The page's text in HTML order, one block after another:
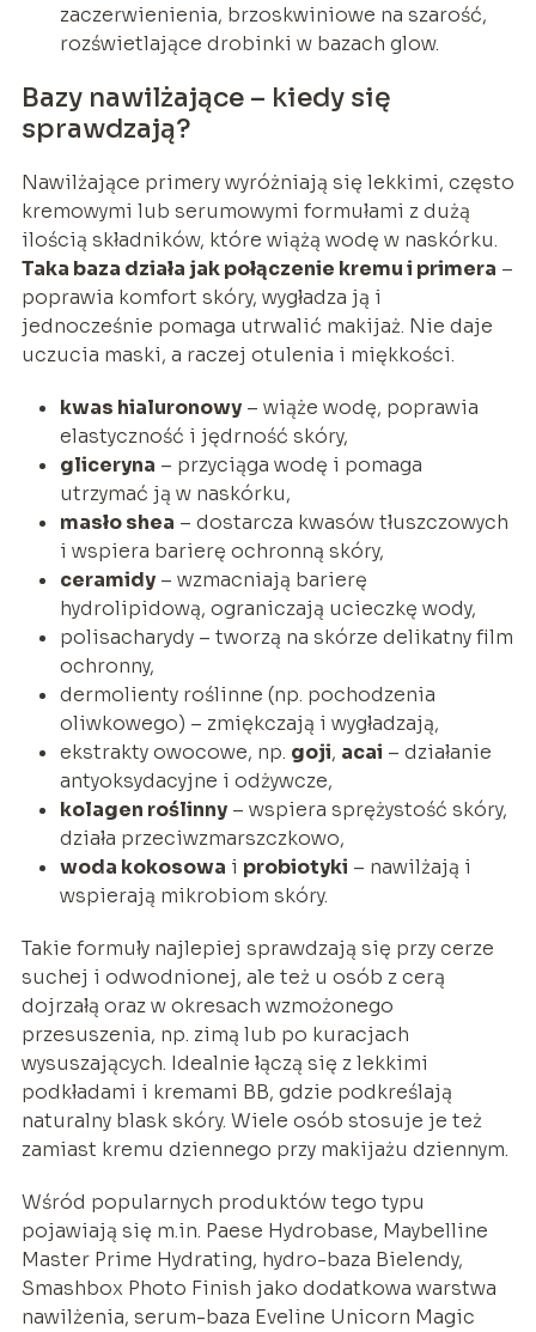
zaczerwienienia, brzoskwiniowe na szarość,
rozświetlające drobinki w bazach glow.
Bazy nawilżające – kiedy się
sprawdzają?
Nawilżające primery wyróżniają się lekkimi, często
kremowymi lub serumowymi formułami z dużą
ilością składników, które wiążą wodę w naskórku.
Taka baza działa jak połączenie kremu i primera –
poprawia komfort skóry, wygładza ją i
jednocześnie pomaga utrwalić makijaż. Nie daje
uczucia maski, a raczej otulenia i miękkości.
kwas hialuronowy– wiąże wodę, poprawia
elastyczność i jędrność skóry,
gliceryna – przyciąga wodę i pomaga
utrzymać ją w naskórku,
masło shea – dostarcza kwasów tłuszczowych
i wspiera barierę ochronną skóry,
ceramidy– wzmacniają barierę
hydrolipidową, ograniczają ucieczkę wody,
polisacharydy – tworzą na skórze delikatny film
ochronny,
dermolienty roślinne (np. pochodzenia
oliwkowego) – zmiękczają i wygładzają,
ekstrakty owocowe, np. goji, acai – działanie
antyoksydacyjne i odżywcze,
kolagen roślinny– wspiera sprężystość skóry,
działa przeciwzmarszczkowo,
woda kokosowa i probiotyki – nawilżają i
wspierają mikrobiom skóry.
Takie formuły najlepiej sprawdzają się przy cerze
suchej i odwodnionej, ale też u osób z cerą
dojrzałą oraz w okresach wzmożonego
przesuszenia, np. zimą lub po kuracjach
wysuszających. Idealnie łączą się z lekkimi
podkładami i kremami BB, gdzie podkreślają
naturalny blask skóry. Wiele osób stosuje je też
zamiast kremu dziennego przy makijażu dziennym.
Wśród popularnych produktów tego typu
pojawiają się m.in. Paese Hydrobase, Maybelline
Master Prime Hydrating, hydro-baza Bielendy,
Smashbox Photo Finish jako dodatkowa warstwa
nawilżenia, serum-baza Eveline Unicorn Magic